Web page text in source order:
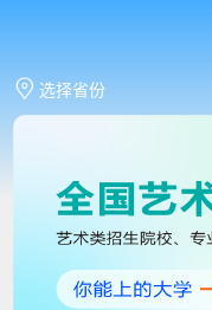
选择省份